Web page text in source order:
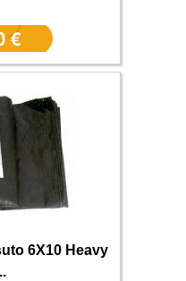
€
6X10 Heavy